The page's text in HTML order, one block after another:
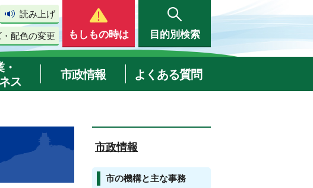
読み上げ
配色の変更 もしもの時は 目的別検索
ス
市政情報 よくある質問
市政情報
市の機構と主な事務